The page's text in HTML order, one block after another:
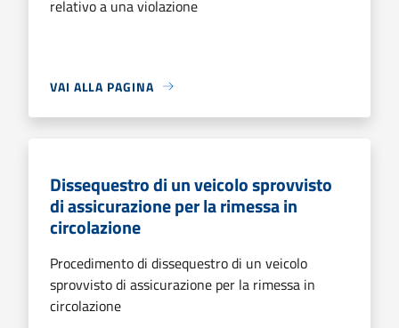
relativo a una violazione
VAI ALLA PAGINA
Dissequestro di un veicolo sprovvisto
di assicurazione per la rimessa in
circolazione
Procedimento di dissequestro di un veicolo
sprovvisto di assicurazione per la rimessa in
circolazione